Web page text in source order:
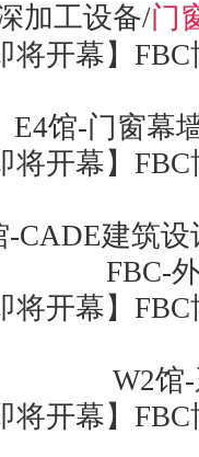
加工设备/门
E4馆-门窗幕
-CADE建筑
FBC-
W2馆